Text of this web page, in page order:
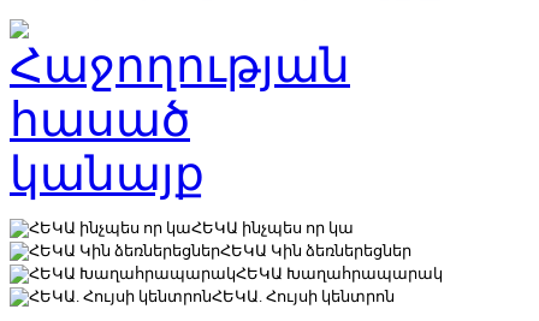
ՀԵԿԱ ինչպես որ կա
ՀԵԿԱ Կին ձեռներեցներ
ՀԵԿԱ Խաղահրապարակ
ՀԵԿԱ. Հույսի կենտրոն